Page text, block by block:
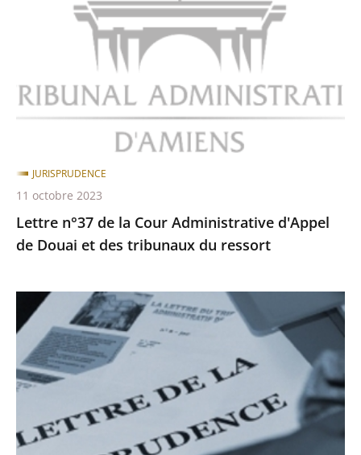
Administrative
de
Douai
des
tribunaux
ressort
Lettre n°37 de la Cour Administrative d'Appel
de Douai et des tribunaux du ressort
JURISPRUDENCE
11 octobre 2023
Feuillets
du
T.A.
d'Amiens